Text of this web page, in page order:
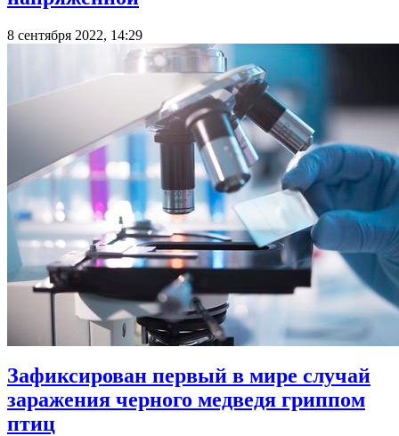
8 сентября 2022, 14:29
Зафиксирован первый в мире случай
заражения черного медведя гриппом
птиц